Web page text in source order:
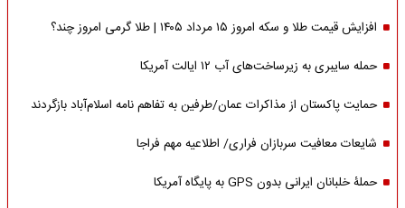
افزایش قیمت طلا و سکه امروز ۱۵ مرداد ۱۴۰۵ | طلا گرمی امروز چند؟
حمله سایبری به زیرساخت‌های آب ۱۲ ایالت آمریکا
حمایت پاکستان از مذاکرات عمان/طرفین به تفاهم نامه اسلام‌آباد بازگردند
شایعات معافیت سربازان فراری/ اطلاعیه مهم فراجا
حملۀ خلبانان ایرانی بدون GPS به پایگاه آمریکا